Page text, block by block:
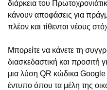
διάρκεια του
κάνουν αποφάσεις για
πλέον και τίθενται νέους
Μπορείτε να κάνετε τη
διασκεδαστική και προσιτή
μια λύση QR κώδικα
έντυπο όπου τα μέλη της